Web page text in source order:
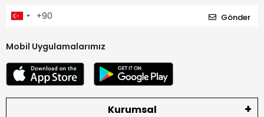
Gönder
Mobil Uygulamalarımız
Kurumsal